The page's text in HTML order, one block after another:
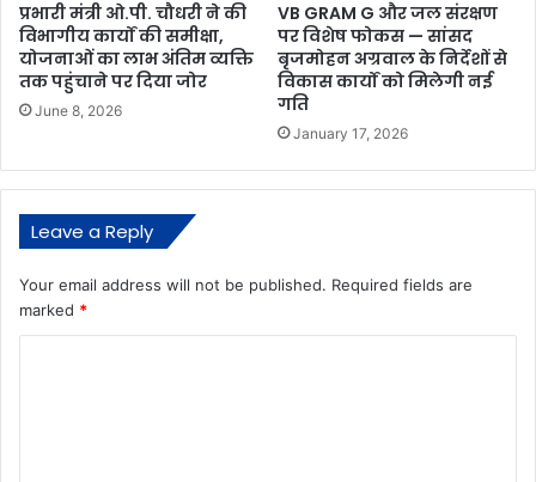
प्रभारी मंत्री ओ.पी. चौधरी ने की
विभागीय कार्यों की समीक्षा,
योजनाओं का लाभ अंतिम व्यक्ति
तक पहुंचाने पर दिया जोर
June 8, 2026
VB GRAM G और जल संरक्षण
पर विशेष फोकस — सांसद
बृजमोहन अग्रवाल के निर्देशों से
विकास कार्यों को मिलेगी नई
गति
January 17, 2026
Leave a Reply
Your email address will not be published. Required fields are
marked *